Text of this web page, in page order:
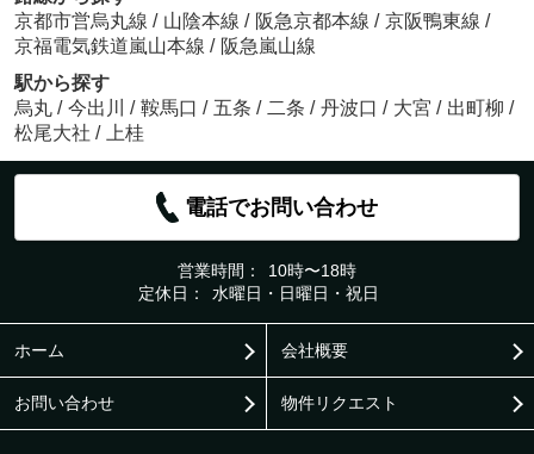
京都市営烏丸線 / 山陰本線 / 阪急京都本線 / 京阪鴨東線 /
京福電気鉄道嵐山本線 / 阪急嵐山線
駅から探す
烏丸 / 今出川 / 鞍馬口 / 五条 / 二条 / 丹波口 / 大宮 / 出町柳 /
松尾大社 / 上桂
電話でお問い合わせ
営業時間：
10時〜18時
定休日：
水曜日・日曜日・祝日
ホーム 会社概要
お問い合わせ 物件リクエスト